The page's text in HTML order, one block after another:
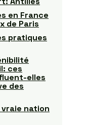
en France
de Paris
pratiques
ces
elles
des
vraie nation